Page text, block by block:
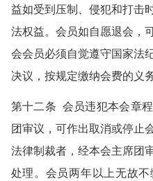
益如受到压制、侵犯和打击
法权益。会员如自愿退会，
会会员必须自觉遵守国家法
决议，按规定缴纳会费的义务
第十二条 会员违犯本会章
团审议，可作出取消或停止
法律制裁者，经本会主席团
处理。会员两年以上无故